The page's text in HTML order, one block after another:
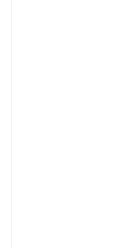
This field is